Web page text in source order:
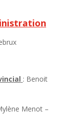
: Benoit
Menot –